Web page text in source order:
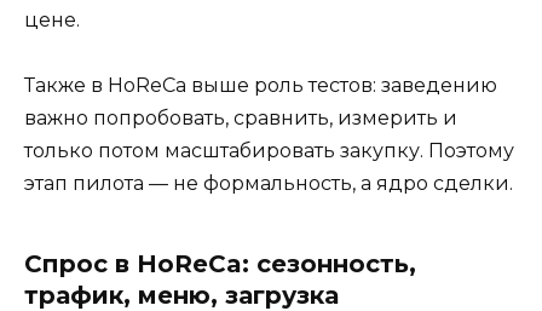
цене.
Также в HoReCa выше роль тестов: заведению
важно попробовать, сравнить, измерить и
только потом масштабировать закупку. Поэтому
этап пилота — не формальность, а ядро сделки.
Спрос в HoReCa: сезонность,
трафик, меню, загрузка